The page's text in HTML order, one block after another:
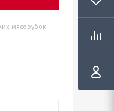
мясорубок